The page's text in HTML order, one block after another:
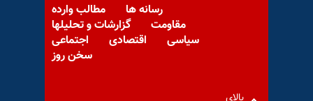
بزرگداشت شهیدان اسطوره
مطالب وارده
رسانه ها
گزارشات و تحلیلها
مقاومت
اجتماعی
اقتصادی
سیاسی
سخن روز